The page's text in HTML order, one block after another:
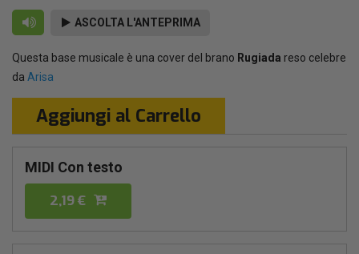
ASCOLTA L'ANTEPRIMA
Questa base musicale è una cover del brano Rugiada reso celebre
da Arisa
Aggiungi al Carrello
MIDI Con testo
2,19 €